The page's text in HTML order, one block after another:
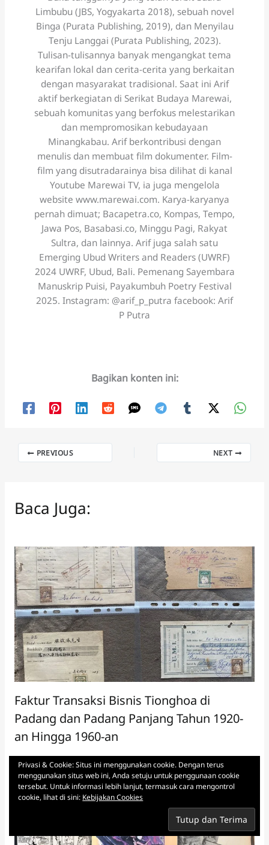
Limbubu (JBS, Yogyakarta 2018), sebuah novel
Binga (Purata Publishing, 2019), dan Menyilau
Tenju Langgai (Purata Publishing, 2023).
Tulisan-tulisannya banyak mengangkat tema
kearifan lokal dan cerita-cerita yang berkaitan
dengan masyarakat tradisional. Saat ini Arif
aktif berkegiatan di Serikat Budaya Marewai,
sebuah komunitas yang berfokus melestarikan
dan mempromosikan kebudayaan
Minangkabau. Arif berkontribusi dengan
menulis dan membuat film dokumenter. Film-
film yang disutradarainya bisa dilihat di kanal
Youtube Marewai TV, ia juga mengelola
website www.marewai.com. Karya-karyanya
pernah dimuat; Bacapetra.co, Kompas, Tempo,
Jawa Pos, Basabasi.co, Minggu Pagi, Rakyat
Sultra, dan lainnya. Arif juga salah satu
Emerging Ubud Writers and Readers (UWRF)
2024 UWRF, Ubud, Bali. Pemenang Sayembara
Manuskrip Puisi, Payakumbuh Poetry Festival
2025. Instagram: @arif_p_putra facebook: Arif
P Putra
Bagikan konten ini:
PREVIOUS NEXT
Baca Juga:
Faktur Transaksi Bisnis Tionghoa di
Padang dan Padang Panjang Tahun 1920-
an Hingga 1960-an
Esai
Privasi & Cookie: Situs ini menggunakan cookie. Dengan terus
menggunakan situs web ini, Anda setuju untuk penggunaan cookie
tersebut. Untuk informasi lebih lanjut, termasuk cara mengontrol
cookie, lihat di sini: Kebijakan Cookies
Berlangganan